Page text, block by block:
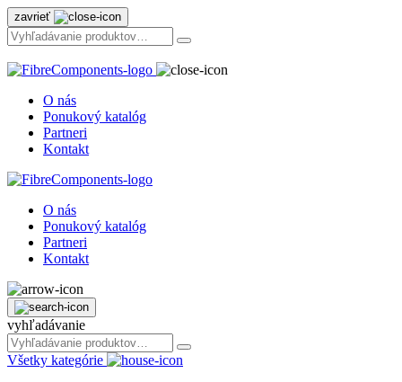
zavrieť
O nás
Ponukový katalóg
Partneri
Kontakt
O nás
Ponukový katalóg
Partneri
Kontakt
vyhľadávanie
Všetky kategórie